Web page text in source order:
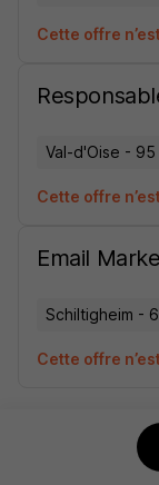
Cette offre
Val-d'Oise - 95
Cette offre
Email
Schiltigheim -
Cette offre